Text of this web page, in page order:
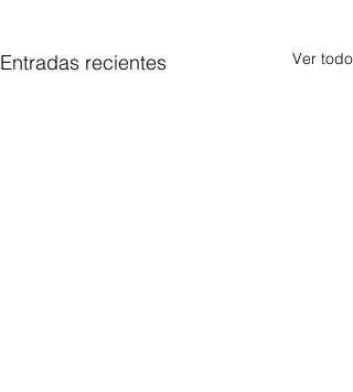
Entradas recientes Ver todo